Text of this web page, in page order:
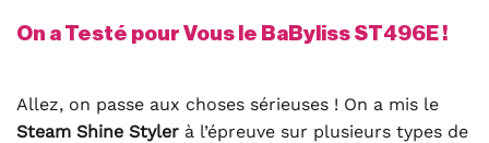
On a Testé pour Vous le BaByliss ST496E !
Allez, on passe aux choses sérieuses ! On a mis le
Steam Shine Styler à l’épreuve sur plusieurs types de